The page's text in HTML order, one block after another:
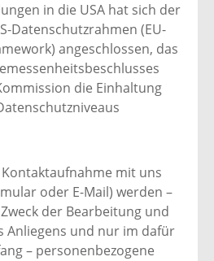
in die USA hat sich der
Datenschutzrahmen (EU-
angeschlossen, das
die Einhaltung
mit uns
oder E-Mail) werden –
der Bearbeitung und
Anliegens und nur im dafür
– personenbezogene